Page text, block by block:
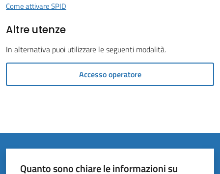
Amministrazione
Trasparente
Tutti
Come attivare SPID
Altre utenze
In alternativa puoi utilizzare le seguenti modalità.
Accesso operatore
Quanto sono chiare le informazioni su